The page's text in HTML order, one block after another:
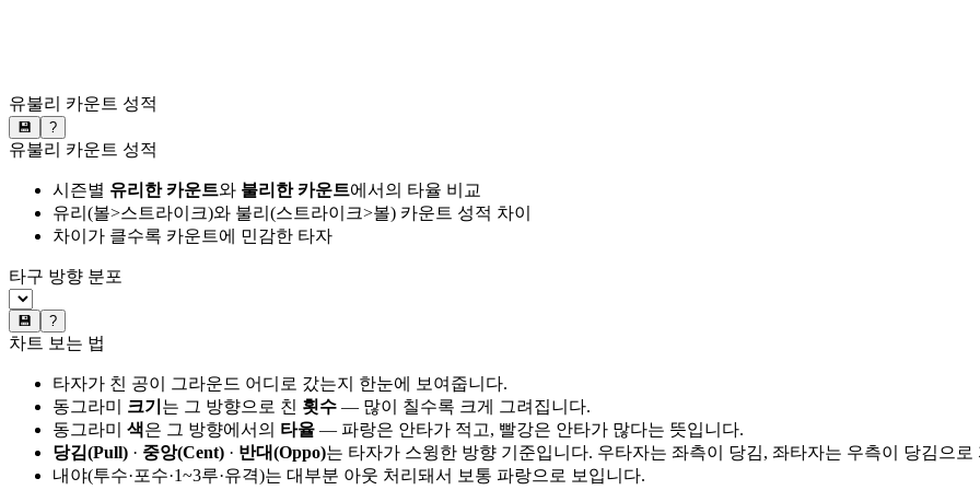
유불리 카운트 성적
💾 ?
유불리 카운트 성적
시즌별 유리한 카운트와 불리한 카운트에서의 타율 비교
유리(볼>스트라이크)와 불리(스트라이크>볼) 카운트 성적 차이
차이가 클수록 카운트에 민감한 타자
타구 방향 분포
💾 ?
차트 보는 법
타자가 친 공이 그라운드 어디로 갔는지 한눈에 보여줍니다.
동그라미 크기 는 그 방향으로 친 횟수 — 많이 칠수록 크게 그려집니다.
동그라미 색은 그 방향에서의 타율 — 파랑은 안타가 적고, 빨강은 안타가 많다는 뜻입니다.
당김(Pull) · 중앙(Cent) · 반대(Oppo)는 타자가 스윙한 방향 기준입니다. 우타자는 좌측이 당김, 좌타자는 우측이 당김으로
내야(투수·포수·1~3루·유격)는 대부분 아웃 처리돼서 보통 파랑으로 보입니다.